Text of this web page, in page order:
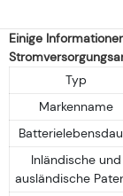
Einige
Typ
Markenname
Inländische und
ausländische